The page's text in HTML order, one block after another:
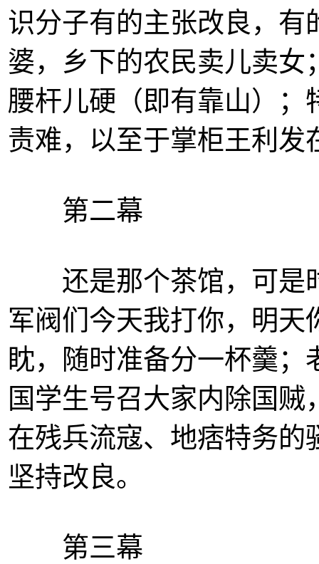
识分子有的主张改良，有
婆，乡下的农民卖儿卖女
腰杆儿硬（即有靠山）；
责难，以至于掌柜王利发
第二幕
还是那个茶馆，可是
军阀们今天我打你，明天
眈，随时准备分一杯羹
国学生号召大家内除国
在残兵流寇、地痞特务的
坚持改良。
第三幕